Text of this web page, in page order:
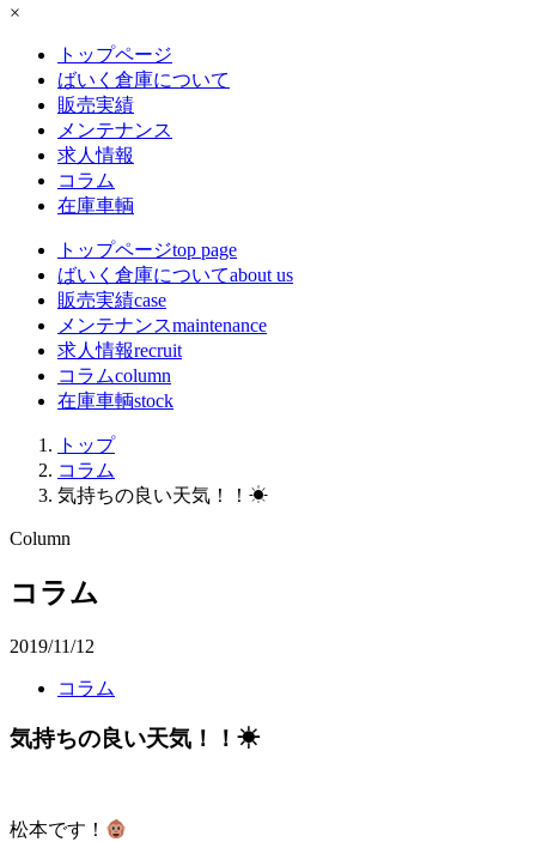
×
トップページ
ばいく倉庫について
販売実績
メンテナンス
求人情報
コラム
在庫車輌
トップページtop page
ばいく倉庫についてabout us
販売実績case
メンテナンスmaintenance
求人情報recruit
コラムcolumn
在庫車輌stock
トップ
コラム
気持ちの良い天気！！☀
Column
コラム
2019/11/12
コラム
気持ちの良い天気！！☀
松本です！